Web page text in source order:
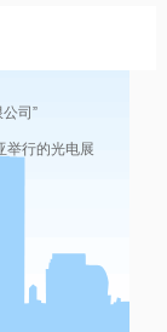
司”
举行的光电展